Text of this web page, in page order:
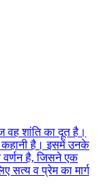
शांति का दूत है।
कहानी है। इसमें उनके
वर्णन है, जिसने एक
सत्य व प्रेम का मार्ग